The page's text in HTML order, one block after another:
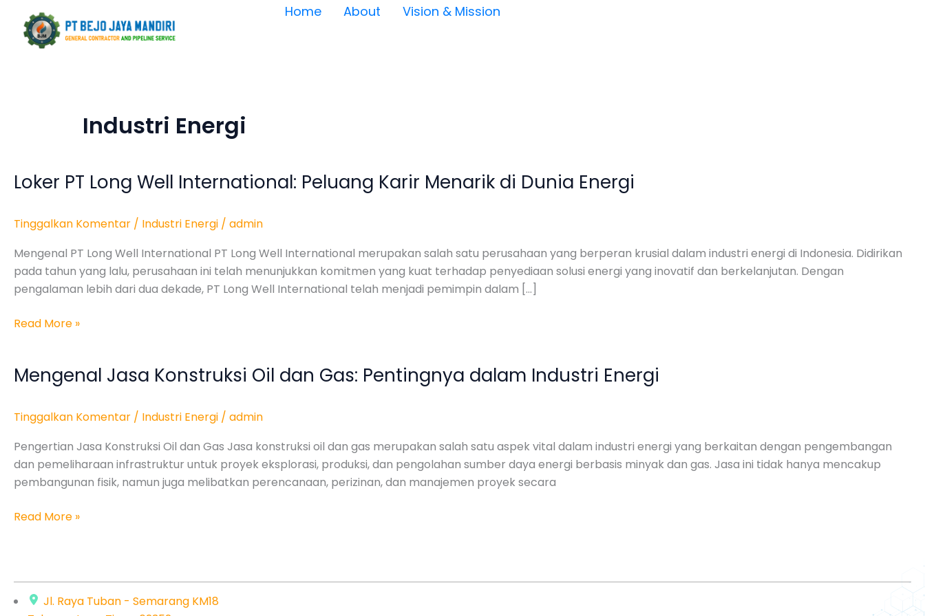
konten
Home About Vision & Mission
Industri Energi
Loker PT Long Well International: Peluang Karir Menarik di Dunia Energi
Tinggalkan Komentar / Industri Energi / admin
Mengenal PT Long Well International PT Long Well International merupakan salah satu perusahaan yang berperan krusial dalam industri energi di Indonesia. Didirikan
pada tahun yang lalu, perusahaan ini telah menunjukkan komitmen yang kuat terhadap penyediaan solusi energi yang inovatif dan berkelanjutan. Dengan
pengalaman lebih dari dua dekade, PT Long Well International telah menjadi pemimpin dalam […]
Loker
Well
International:
Peluang
Karir
di
Read More »
Mengenal Jasa Konstruksi Oil dan Gas: Pentingnya dalam Industri Energi
Tinggalkan Komentar / Industri Energi / admin
Pengertian Jasa Konstruksi Oil dan Gas Jasa konstruksi oil dan gas merupakan salah satu aspek vital dalam industri energi yang berkaitan dengan pengembangan
dan pemeliharaan infrastruktur untuk proyek eksplorasi, produksi, dan pengolahan sumber daya energi berbasis minyak dan gas. Jasa ini tidak hanya mencakup
pembangunan fisik, namun juga melibatkan perencanaan, perizinan, dan manajemen proyek secara
Mengenal
Oil
dan
Gas:
Pentingnya
Industri
Read More »
Jl. Raya Tuban - Semarang KM18